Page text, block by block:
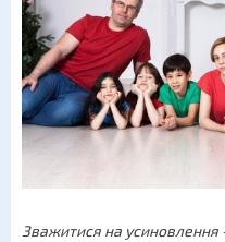
Зважитися на усиновлення